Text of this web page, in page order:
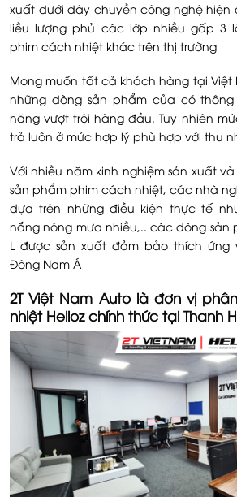
xuất dưới dây chuyền công nghệ hiện
liều lượng phủ các lớp nhiều gấp 3
phim cách nhiệt khác trên thị trường
Mong muốn tất cả khách hàng tại
những dòng sản phẩm của có
năng vượt trội hàng đầu. Tuy nhiên
trả luôn ở mức hợp lý phù hợp với thu
Với nhiều năm kinh nghiệm sản xuất
sản phẩm phim cách nhiệt, các nhà
dựa trên những điều kiện thực tế
nắng nóng mưa nhiều,.. các dòng sản
L được sản xuất đảm bảo thích ứng
Đông Nam Á
2T Việt Nam Auto là đơn vị
nhiệt Helioz chính thức tại Thanh